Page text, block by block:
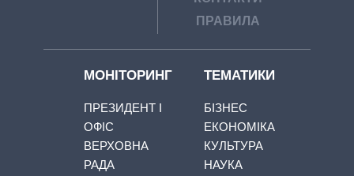
ПРАВИЛА
МОНІТОРИНГ
ПРЕЗИДЕНТ І
ОФІС
ВЕРХОВНА
РАДА
ТЕМАТИКИ
БІЗНЕС
ЕКОНОМІКА
КУЛЬТУРА
НАУКА